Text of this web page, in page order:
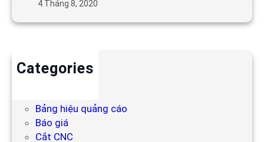
4 Tháng 8, 2020
Categories
Bảng hiệu quảng cáo
Báo giá
Cắt CNC